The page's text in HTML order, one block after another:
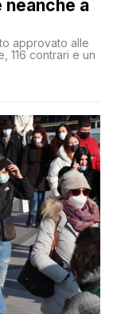
neanche a
approvato alle
116 contrari e un